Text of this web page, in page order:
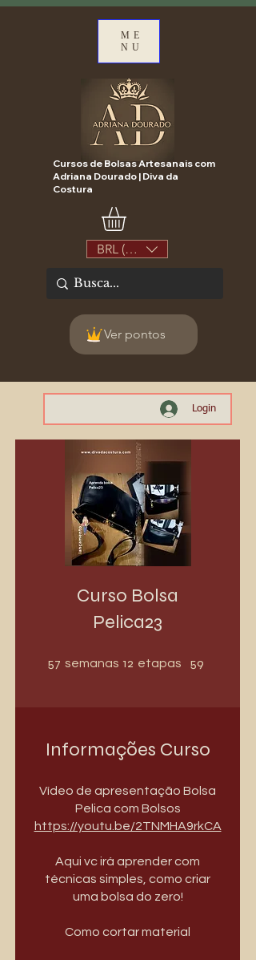
ME
NU
Cursos de Bolsas Artesanais com
Adriana Dourado | Diva da
Costura
BRL (R$)
Ver pontos
Login
Curso Bolsa
Pelica23
57 semanas 57 semanas
12 etapas 12 etapas
59
Informações Curso
Vídeo de apresentação Bolsa
https://youtu.be/2TNMHA9rkCA
Aqui vc irá aprender com
técnicas simples, como criar
uma bolsa do zero!
Como cortar material